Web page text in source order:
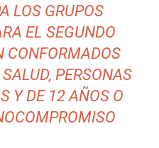
LOS GRUPOS
EL SEGUNDO
CONFORMADOS
PERSONAS
Y DE 12 AÑOS O